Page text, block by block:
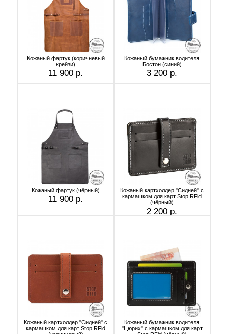
Кожаный фартук (коричневый
крейзи)
11 900 р.
Кожаный бумажник водителя
Бостон (синий)
3 200 р.
Кожаный фартук (чёрный)
11 900 р.
Кожаный картхолдер "Сидней" с
кармашком для карт Stop RFid
(чёрный)
2 200 р.
Кожаный картхолдер "Сидней" с
кармашком для карт Stop RFid
Кожаный бумажник водителя
"Цюрих" с кармашком для карт